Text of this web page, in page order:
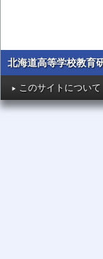
北海道高等学校教育
このサイトについて